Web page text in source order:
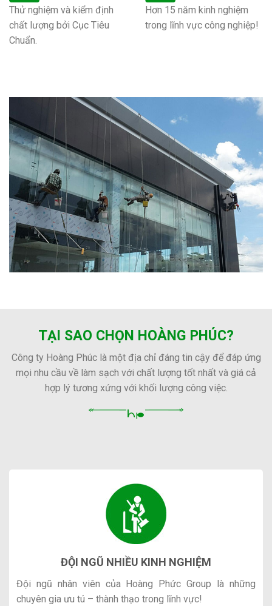
Thử nghiệm và kiểm định
chất lượng bởi Cục Tiêu
Chuẩn.
Hơn 15 năm kinh nghiệm
trong lĩnh vực công nghiệp!
TẠI SAO CHỌN HOÀNG PHÚC?
Công ty Hoàng Phúc là một địa chỉ đáng tin cậy để đáp ứng
mọi nhu cầu về làm sạch với chất lượng tốt nhất và giá cả
hợp lý tương xứng với khối lượng công việc.
ĐỘI NGŨ NHIỀU KINH NGHIỆM
Đội ngũ nhân viên của Hoàng Phức Group là những
chuyên gia ưu tú – thành thạo trong lĩnh vực!